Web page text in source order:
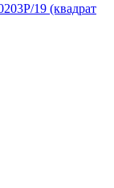
19 (квадрат